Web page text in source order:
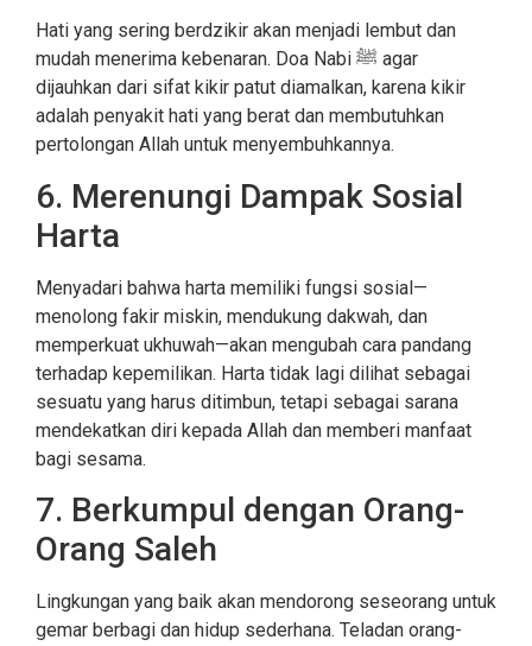
Hati yang sering berdzikir akan menjadi lembut dan
mudah menerima kebenaran. Doa Nabi ﷺ agar
dijauhkan dari sifat kikir patut diamalkan, karena kikir
adalah penyakit hati yang berat dan membutuhkan
pertolongan Allah untuk menyembuhkannya.
6. Merenungi Dampak Sosial
Harta
Menyadari bahwa harta memiliki fungsi sosial—
menolong fakir miskin, mendukung dakwah, dan
memperkuat ukhuwah—akan mengubah cara pandang
terhadap kepemilikan. Harta tidak lagi dilihat sebagai
sesuatu yang harus ditimbun, tetapi sebagai sarana
mendekatkan diri kepada Allah dan memberi manfaat
bagi sesama.
7. Berkumpul dengan Orang-
Orang Saleh
Lingkungan yang baik akan mendorong seseorang untuk
gemar berbagi dan hidup sederhana. Teladan orang-